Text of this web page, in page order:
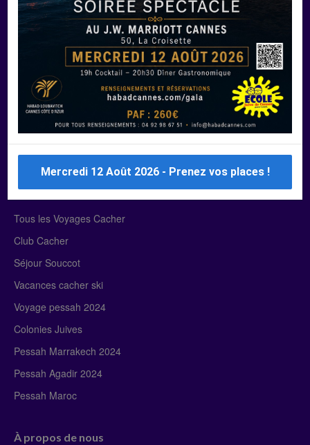
Manger Cacher
Liste des restaurants cacher
Restaurants cacher à Paris
Restaurants cacher à Deauville
Restaurants cacher à Lyon
Restaurants cacher à Marseille
Tous les Voyages cacher
Tous les Voyages Cacher
Club Cacher
Séjour Souccot
Vacances cacher ski
Voyage pessah 2024
Colonies Juives
Pessah Marrakech 2024
Pessah Agadir 2024
Pessah Maroc
À propos de nous
Mercredi 12 Août 2026 - Prenez vos places !